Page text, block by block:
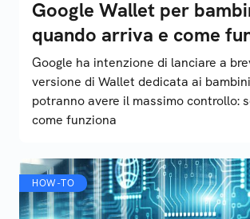
Google Wallet per
quando arriva e come
Google ha intenzione di lanciare a
versione di Wallet dedicata ai
potranno avere il massimo controllo:
come funziona
HOW-TO